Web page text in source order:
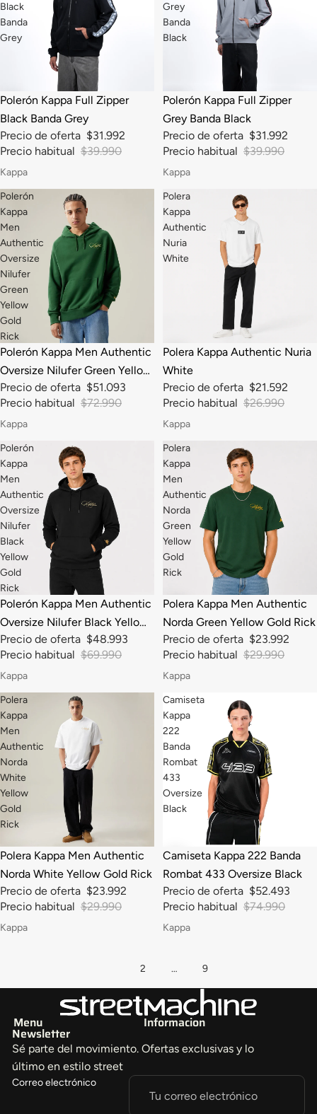
Black
Banda
Grey
-20%
Polerón Kappa Full Zipper
Black Banda Grey
Precio de oferta $31.992
Precio habitual $39.990
Kappa
Grey
Banda
Black
-20%
Polerón Kappa Full Zipper
Grey Banda Black
Precio de oferta $31.992
Precio habitual $39.990
Kappa
Polerón
Kappa
Men
Authentic
Oversize
Nilufer
Green
Yellow
Gold
Rick
-30%
Polerón Kappa Men Authentic
Oversize Nilufer Green Yellow
Gold Rick
Precio de oferta $51.093
Precio habitual $72.990
Kappa
Polera
Kappa
Authentic
Nuria
White
-20%
Polera Kappa Authentic Nuria
White
Precio de oferta $21.592
Precio habitual $26.990
Kappa
Polerón
Kappa
Men
Authentic
Oversize
Nilufer
Black
Yellow
Gold
Rick
-30%
Polerón Kappa Men Authentic
Oversize Nilufer Black Yellow
Gold Rick
Precio de oferta $48.993
Precio habitual $69.990
Kappa
Polera
Kappa
Men
Authentic
Norda
Green
Yellow
Gold
Rick
-20%
Polera Kappa Men Authentic
Norda Green Yellow Gold Rick
Precio de oferta $23.992
Precio habitual $29.990
Kappa
Polera
Kappa
Men
Authentic
Norda
White
Yellow
Gold
Rick
-20%
Polera Kappa Men Authentic
Norda White Yellow Gold Rick
Precio de oferta $23.992
Precio habitual $29.990
Kappa
Camiseta
Kappa
222
Banda
Rombat
433
Oversize
Black
-30%
Camiseta Kappa 222 Banda
Rombat 433 Oversize Black
Precio de oferta $52.493
Precio habitual $74.990
Kappa
2 … 9
Menu Informacion
Newsletter
Sé parte del movimiento. Ofertas exclusivas y lo
último en estilo street
Correo electrónico